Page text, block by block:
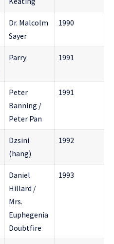
Dr. Malcolm
Sayer
1990
Parry 1991
Peter
Banning /
Peter Pan
1991
Dzsini
(hang)
1992
Daniel
Hillard /
Mrs.
Euphegenia
Doubtfire
1993